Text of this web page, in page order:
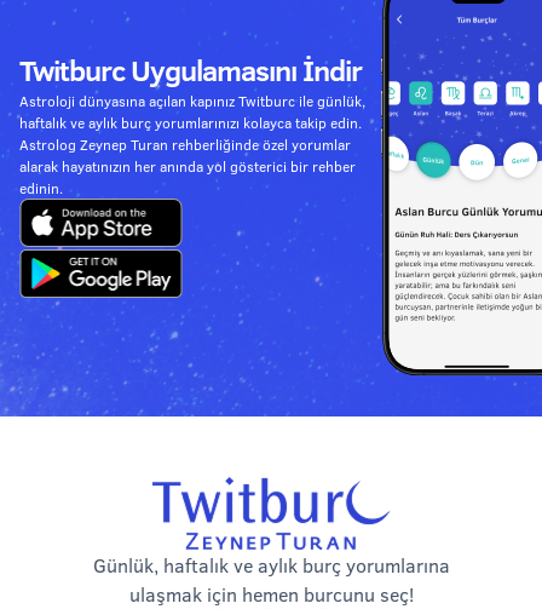
Twitburc Uygulamasını İndir
Astroloji dünyasına açılan kapınız Twitburc ile günlük,
haftalık ve aylık burç yorumlarınızı kolayca takip edin.
Astrolog Zeynep Turan rehberliğinde özel yorumlar
alarak hayatınızın her anında yol gösterici bir rehber
edinin.
Günlük, haftalık ve aylık burç yorumlarına
ulaşmak için hemen burcunu seç!